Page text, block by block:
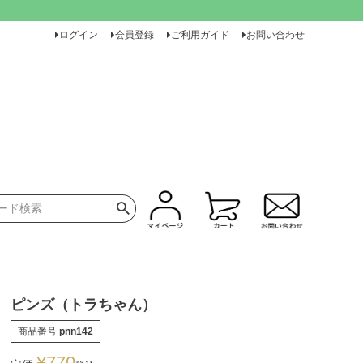
ログイン 会員登録 ご利用ガイド お問い合わせ
ピンズ（トラちゃん）
商品番号 pnn142